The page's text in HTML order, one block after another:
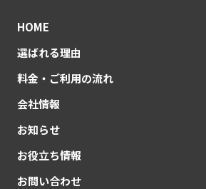
HOME
選ばれる理由
料金・ご利用の流れ
会社情報
お知らせ
お役立ち情報
お問い合わせ